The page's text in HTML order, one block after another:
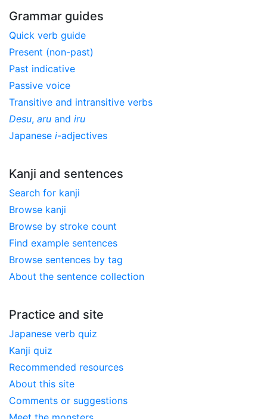
Grammar guides
Quick verb guide
Present (non-past)
Past indicative
Passive voice
Transitive and intransitive verbs
Desu, aru and iru
Japanese i-adjectives
Kanji and sentences
Search for kanji
Browse kanji
Browse by stroke count
Find example sentences
Browse sentences by tag
About the sentence collection
Practice and site
Japanese verb quiz
Kanji quiz
Recommended resources
About this site
Comments or suggestions